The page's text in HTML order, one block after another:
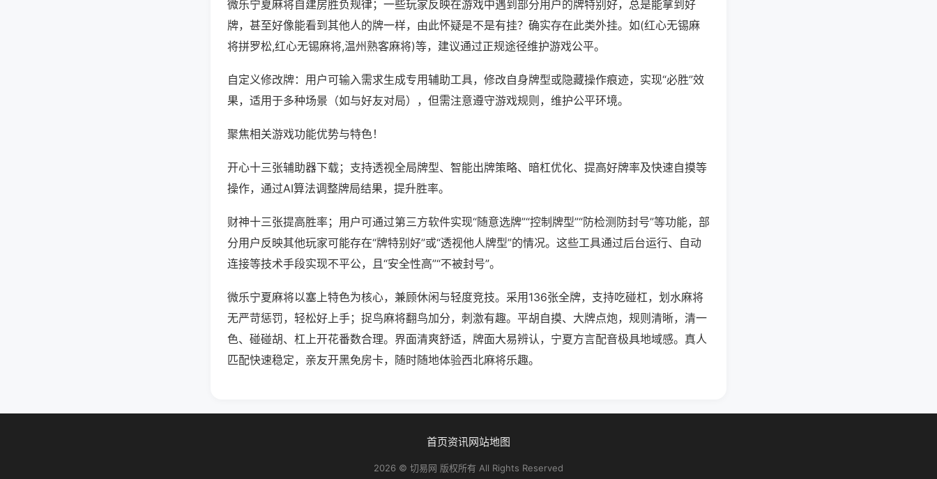
微乐宁夏麻将自建房胜负规律；一些玩家反映在游戏中遇到部分用户的牌特别好，总是能拿到好
牌，甚至好像能看到其他人的牌一样，由此怀疑是不是有挂？确实存在此类外挂。如(红心无锡麻
将拼罗松,红心无锡麻将,温州熟客麻将)等，建议通过正规途径维护游戏公平。
自定义修改牌：用户可输入需求生成专用辅助工具，修改自身牌型或隐藏操作痕迹，实现“必胜”效
果，适用于多种场景（如与好友对局），但需注意遵守游戏规则，维护公平环境。
聚焦相关游戏功能优势与特色！
开心十三张辅助器下载；支持透视全局牌型、智能出牌策略、暗杠优化、提高好牌率及快速自摸等
操作，通过AI算法调整牌局结果，提升胜率。
财神十三张提高胜率；用户可通过第三方软件实现“随意选牌”“控制牌型”“防检测防封号”等功能，部
分用户反映其他玩家可能存在“牌特别好”或“透视他人牌型”的情况。这些工具通过后台运行、自动
连接等技术手段实现不平公，且“安全性高”“不被封号”。
微乐宁夏麻将以塞上特色为核心，兼顾休闲与轻度竞技。采用136张全牌，支持吃碰杠，划水麻将
无严苛惩罚，轻松好上手；捉鸟麻将翻鸟加分，刺激有趣。平胡自摸、大牌点炮，规则清晰，清一
色、碰碰胡、杠上开花番数合理。界面清爽舒适，牌面大易辨认，宁夏方言配音极具地域感。真人
匹配快速稳定，亲友开黑免房卡，随时随地体验西北麻将乐趣。
首页资讯网站地图
2026 © 切易网 版权所有 All Rights Reserved